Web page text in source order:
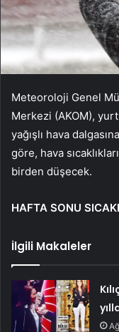
Meteoroloji Genel
Merkezi (AKOM),
yağışlı hava
göre, hava
birden düşecek.
HAFTA SONU
İlgili Makaleler